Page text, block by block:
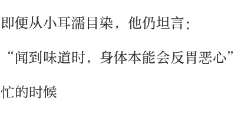
即便从小耳濡目染，他仍坦言：
“闻到味道时，身体本能会反胃恶心”
忙的时候